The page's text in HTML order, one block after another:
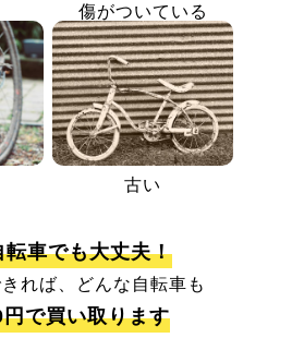
傷がついている
古い
転車でも大丈夫！
れば、どんな自転車も
で買い取ります